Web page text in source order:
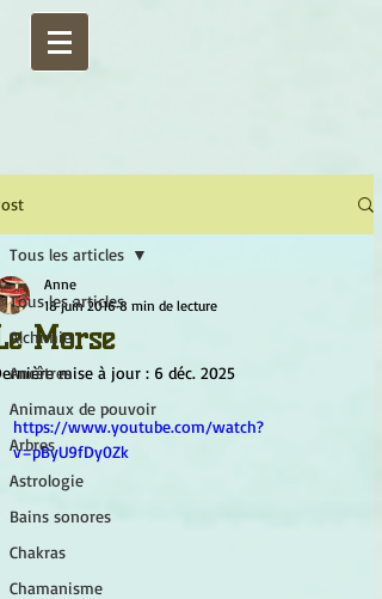
Tous les articles
Alchimie
Ancêtres
Animaux de pouvoir
Arbres
Astrologie
Bains sonores
Chakras
Chamanisme
Tous les articles
Morse
Anne
18 juin 2016 8 min de lecture
mise à jour : 6 déc. 2025
https://www.youtube.com/watch?
v=pByU9fDy0Zk